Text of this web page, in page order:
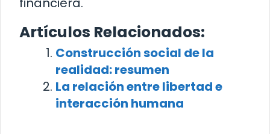
Artículos Relacionados:
Construcción social de la
realidad: resumen
La relación entre libertad e
interacción humana